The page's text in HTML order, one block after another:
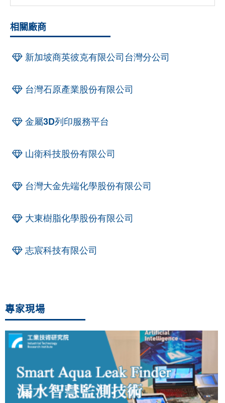
相關廠商
新加坡商英彼克有限公司台灣分公司
台灣石原產業股份有限公司
金屬3D列印服務平台
山衛科技股份有限公司
台灣大金先端化學股份有限公司
大東樹脂化學股份有限公司
志宸科技有限公司
專家現場